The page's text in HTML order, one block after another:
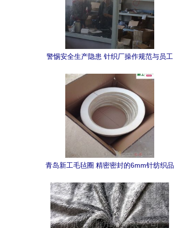
警惕安全生产隐患 针织厂操作规范与员工
青岛新工毛毡圈 精密密封的6mm针纺织品